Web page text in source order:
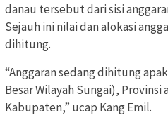
danau tersebut dari sisi
Sejauh ini nilai dan alokasi
dihitung.
“Anggaran sedang dihitung
Besar Wilayah Sungai),
Kabupaten,” ucap Kang Emil.